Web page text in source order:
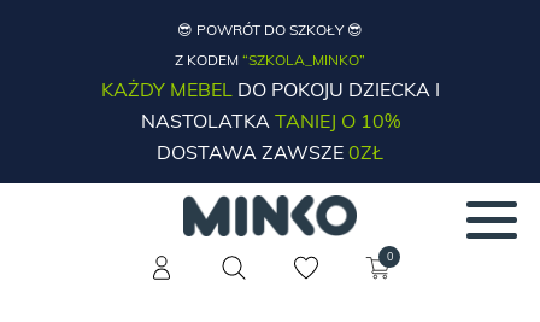
😎 POWRÓT DO SZKOŁY 😎
Z KODEM “SZKOLA_MINKO”
KAŻDY MEBELDO POKOJU DZIECKA I
NASTOLATKATANIEJ O 10%
DOSTAWA ZAWSZE 0ZŁ
0